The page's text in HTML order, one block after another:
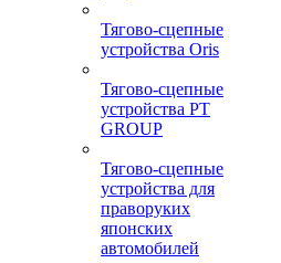
Тягово-сцепные
устройства Oris
Тягово-сцепные
устройства PT
GROUP
Тягово-сцепные
устройства для
праворуких
японских
автомобилей